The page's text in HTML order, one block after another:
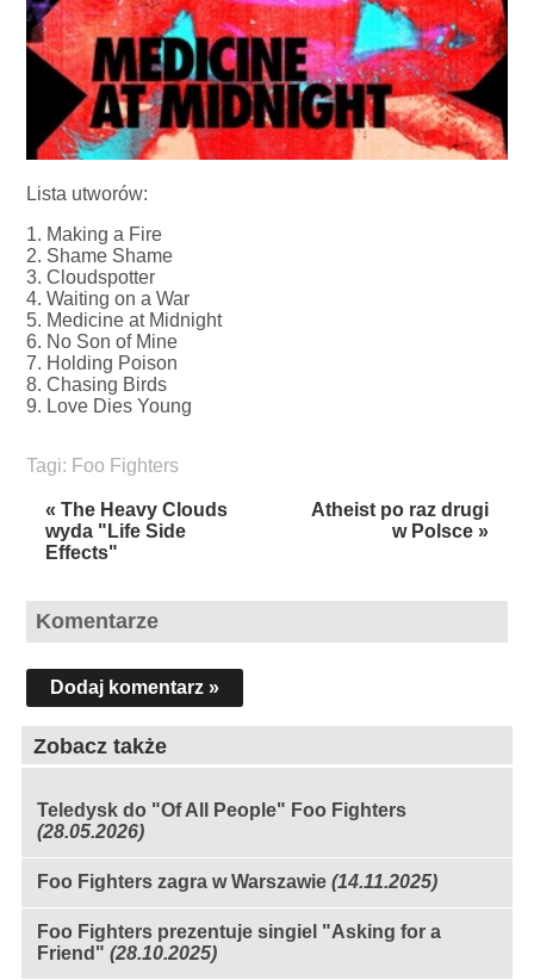
Lista utworów:
1. Making a Fire
2. Shame Shame
3. Cloudspotter
4. Waiting on a War
5. Medicine at Midnight
6. No Son of Mine
7. Holding Poison
8. Chasing Birds
9. Love Dies Young
Tagi: Foo Fighters
« The Heavy Clouds
wyda "Life Side
Effects"
Atheist po raz drugi
w Polsce »
Komentarze
Dodaj komentarz »
Zobacz także
Teledysk do "Of All People" Foo Fighters
(28.05.2026)
Foo Fighters zagra w Warszawie (14.11.2025)
Foo Fighters prezentuje singiel "Asking for a
Friend" (28.10.2025)